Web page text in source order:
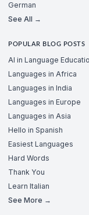
German
See All →
POPULAR BLOG POSTS
AI in Language
Languages in Africa
Languages in India
Languages in Europe
Languages in Asia
Hello in Spanish
Easiest Languages
Hard Words
Thank You
Learn Italian
See More →